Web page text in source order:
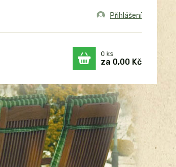
Přihlášení
0 ks
za 0,00 Kč